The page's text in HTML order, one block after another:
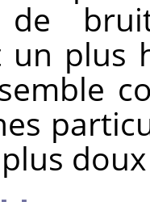
un plus